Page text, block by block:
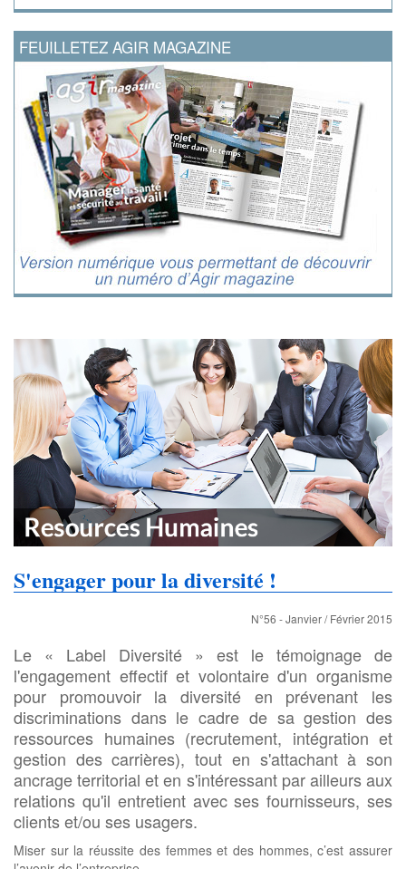
FEUILLETEZ AGIR MAGAZINE
S'engager pour la diversité !
N°56 - Janvier / Février 2015
Le « Label Diversité » est le témoignage de
l'engagement effectif et volontaire d'un organisme
pour promouvoir la diversité en prévenant les
discriminations dans le cadre de sa gestion des
ressources humaines (recrutement, intégration et
gestion des carrières), tout en s'attachant à son
ancrage territorial et en s'intéressant par ailleurs aux
relations qu'il entretient avec ses fournisseurs, ses
clients et/ou ses usagers.
Miser sur la réussite des femmes et des hommes, c’est assurer